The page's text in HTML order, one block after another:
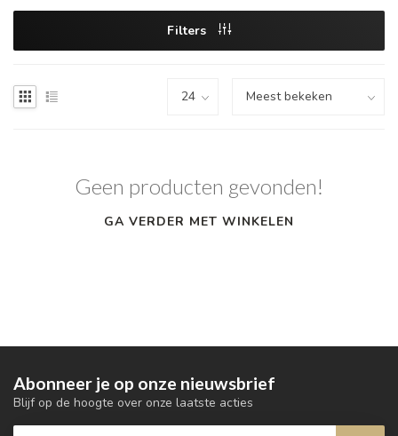
Filters
Geen producten gevonden!
GA VERDER MET WINKELEN
Abonneer je op onze nieuwsbrief
Blijf op de hoogte over onze laatste acties